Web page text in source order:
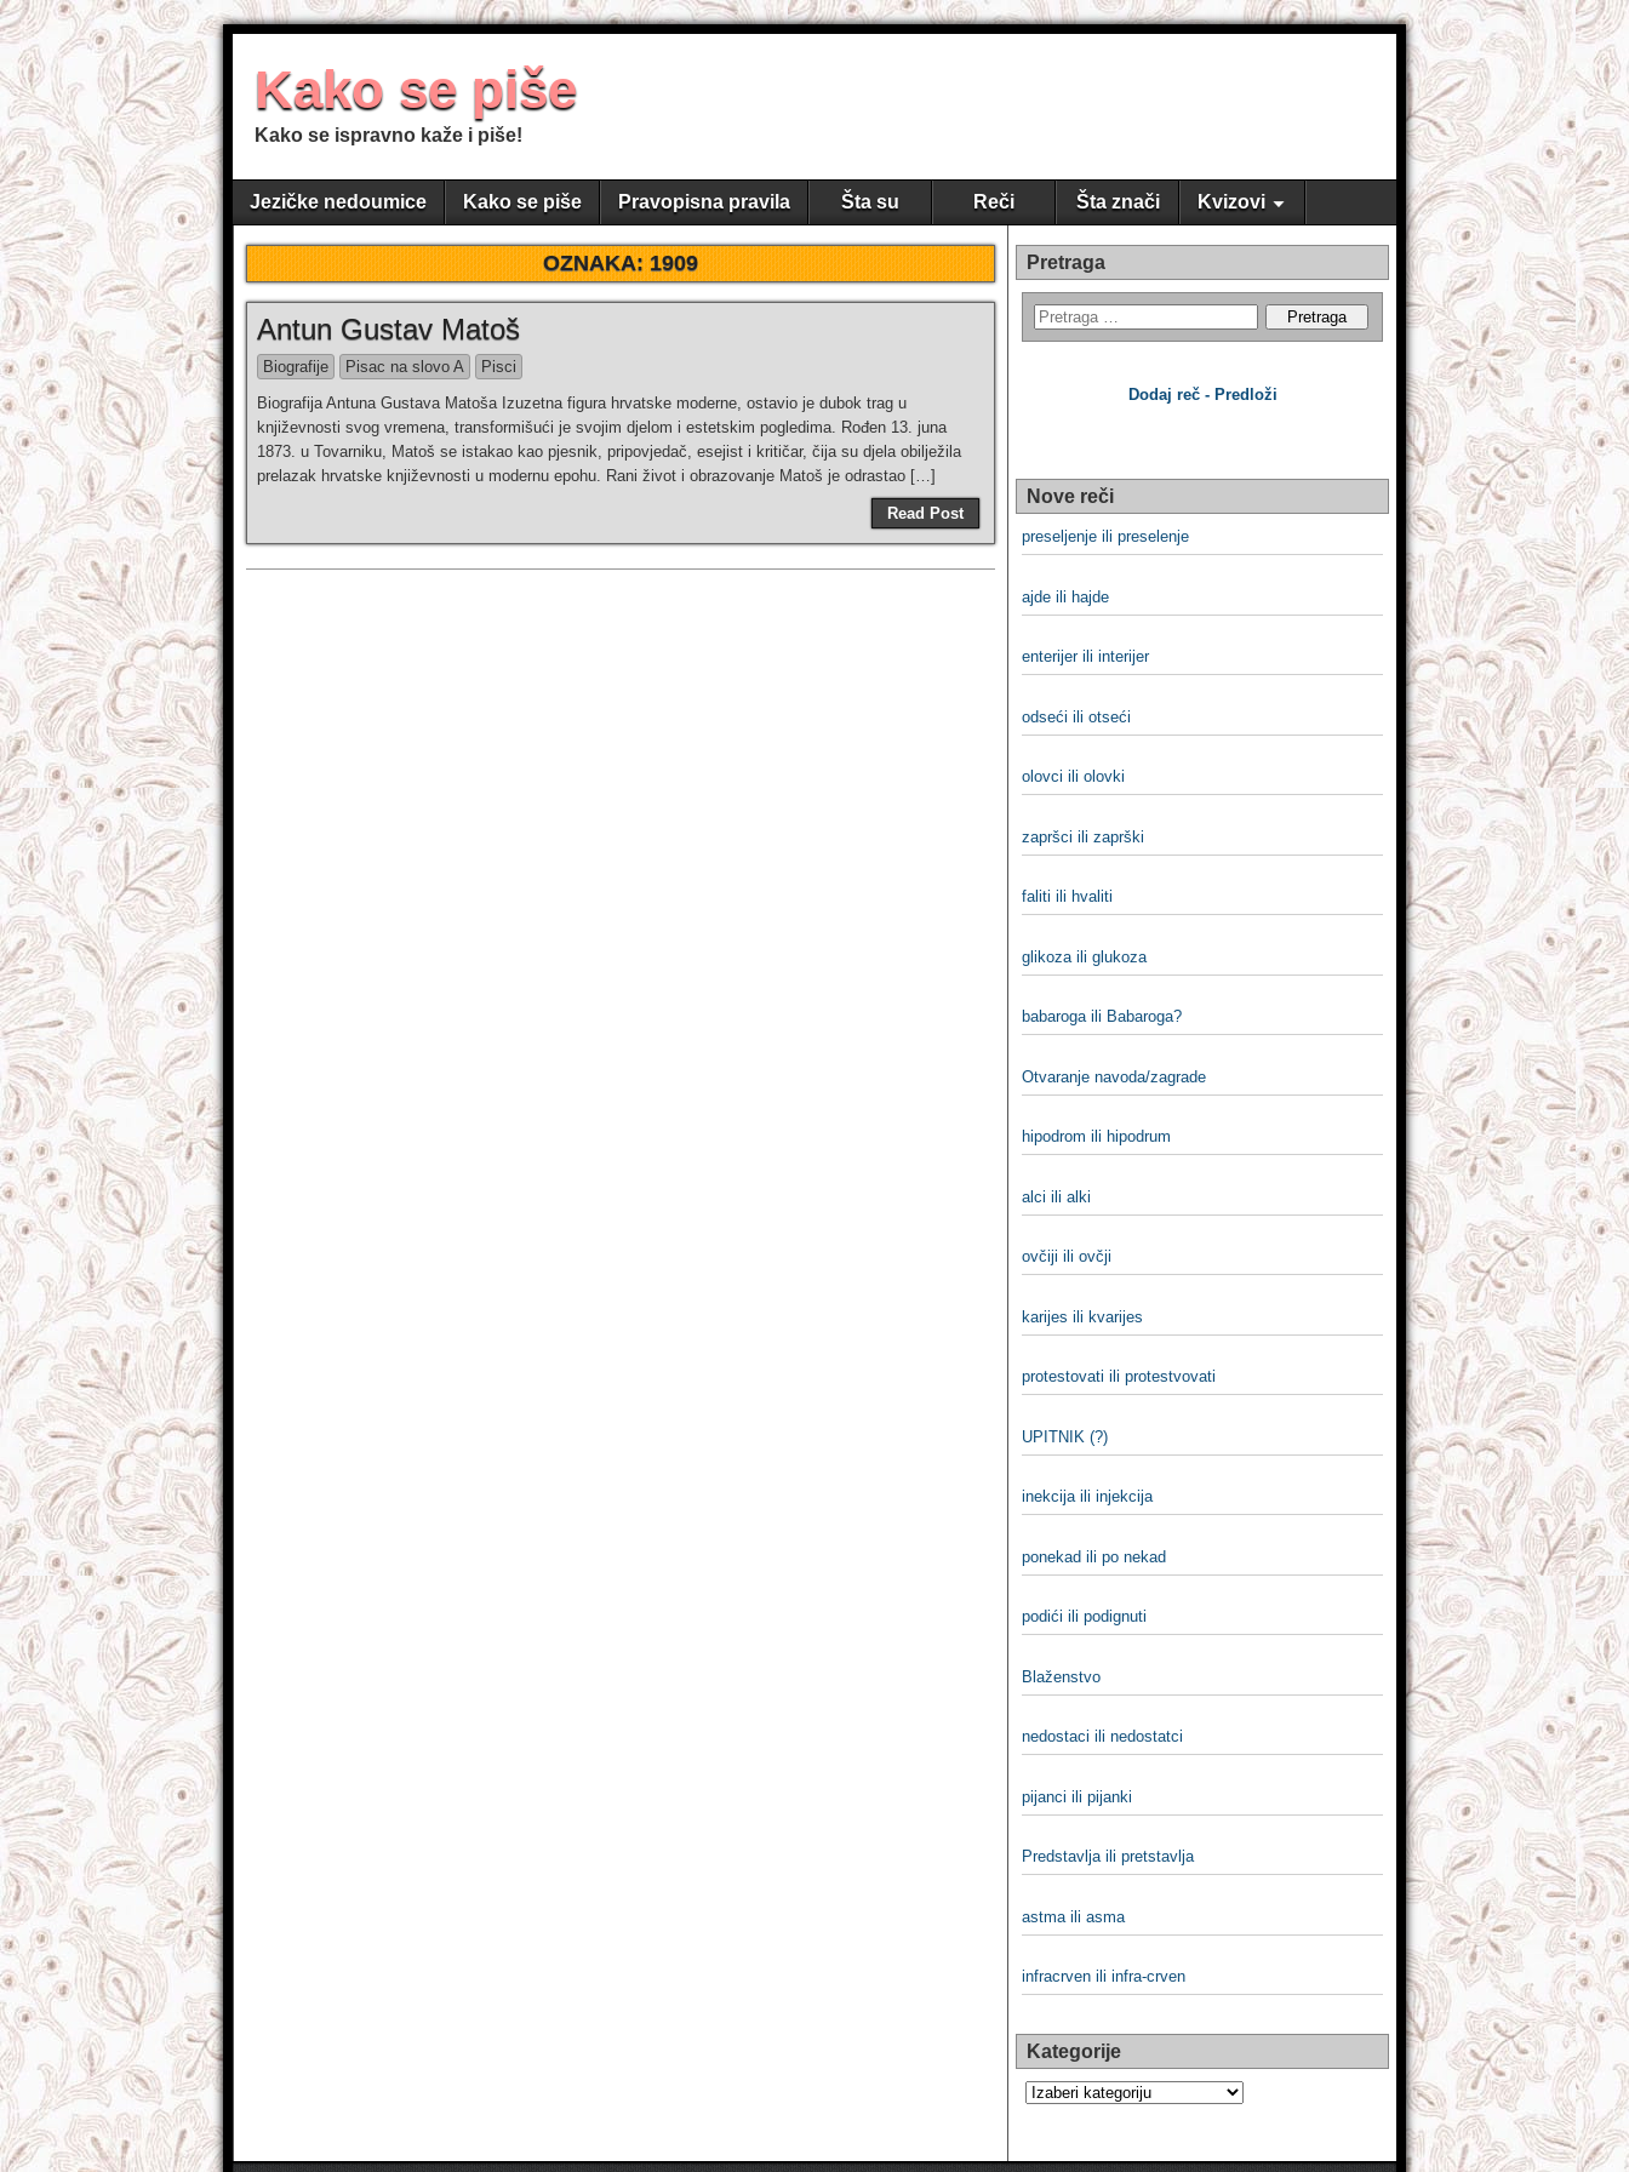
Kako se piše
Kako se ispravno kaže i piše!
Jezičke nedoumice Kako se piše Pravopisna pravila Šta su Reči Šta znači Kvizovi
OZNAKA:1909
Antun Gustav Matoš
Biografije Pisac na slovo A
Pisci
Biografija Antuna Gustava Matoša Izuzetna figura hrvatske moderne, ostavio je dubok trag u
književnosti svog vremena, transformišući je svojim djelom i estetskim pogledima. Rođen 13. juna
1873. u Tovarniku, Matoš se istakao kao pjesnik, pripovjedač, esejist i kritičar, čija su djela obilježila
prelazak hrvatske književnosti u modernu epohu. Rani život i obrazovanje Matoš je odrastao […]
Read Post
Pretraga
Dodaj reč - Predloži
Nove reči
preseljenje ili preselenje
ajde ili hajde
enterijer ili interijer
odseći ili otseći
olovci ili olovki
zapršci ili zaprški
faliti ili hvaliti
glikoza ili glukoza
babaroga ili Babaroga?
Otvaranje navoda/zagrade
hipodrom ili hipodrum
alci ili alki
ovčiji ili ovčji
karijes ili kvarijes
protestovati ili protestvovati
UPITNIK (?)
inekcija ili injekcija
ponekad ili po nekad
podići ili podignuti
Blaženstvo
nedostaci ili nedostatci
pijanci ili pijanki
Predstavlja ili pretstavlja
astma ili asma
infracrven ili infra-crven
Kategorije
Kategorije